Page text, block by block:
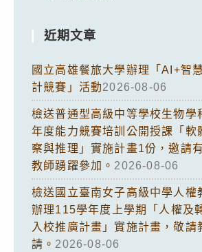
近期文章
國立高雄餐旅大學辦理「AI+智
計競賽」活動2026-08-06
檢送普通型高級中等學校生物學
年度能力競賽培訓公開授課「軟
察與推理」實施計畫1份，邀請
教師踴躍參加。 2026-08-06
檢送國立臺南女子高級中學人權
辦理115學年度上學期「人權及
入校推廣計畫」實施計畫，敬請
請。 2026-08-06